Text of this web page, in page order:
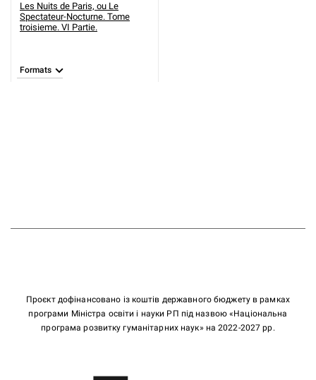
Les Nuits de Paris, ou Le
Spectateur-Nocturne. Tome
troisieme. VI Partie.
Formats
Проєкт дофінансовано із коштів державного бюджету в рамках
програми Міністра освіти і науки РП під назвою «Національна
програма розвитку гуманітарних наук» на 2022-2027 рр.